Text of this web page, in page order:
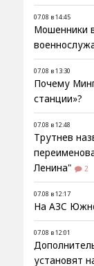
07.08 в 14:45
Мошенники
07.08 в 13:30
Почему
станции»?
07.08 в 12:48
Трутнев
Ленина"
2
07.08 в 12:17
На АЗС
07.08 в 12:01
установят